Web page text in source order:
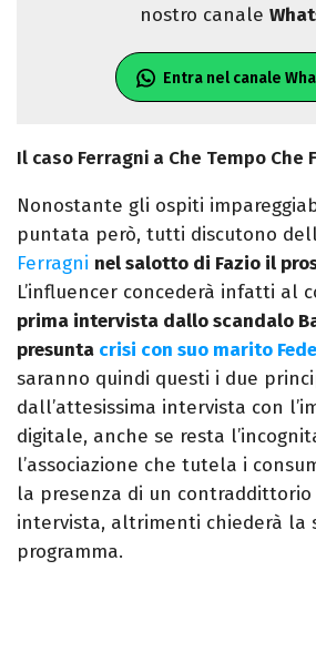
nostro canale
Entra nel canale
Il caso Ferragni a Che Tempo Che
Nonostante gli ospiti
puntata però, tutti discutono
Ferragni nel salotto di Fazio il
L’influencer concederà infatti al
prima intervista dallo scandalo
presunta crisi con suo marito
saranno quindi questi i due
dall’attesissima intervista con
digitale, anche se resta
l’associazione che tutela i
la presenza di un
intervista, altrimenti chiederà la
programma.